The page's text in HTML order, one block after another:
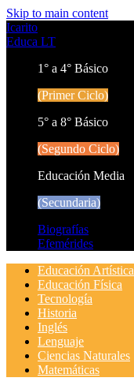
Skip to main content
Icarito
Educa LT
1° a 4° Básico
(Primer Ciclo)
5° a 8° Básico
(Segundo Ciclo)
Educación Media
(Secundaria)
Biografías
Efemérides
Educación Artística
Educación Física
Tecnología
Historia
Inglés
Lenguaje
Ciencias Naturales
Matemáticas